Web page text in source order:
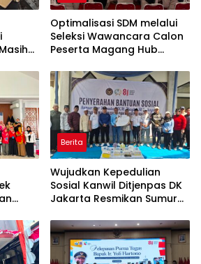
Optimalisasi SDM melalui
Seleksi Wawancara Calon
Peserta Magang Hub
2026
Berita
Wujudkan Kepedulian
Sosial Kanwil Ditjenpas DK
Jakarta Resmikan Sumur